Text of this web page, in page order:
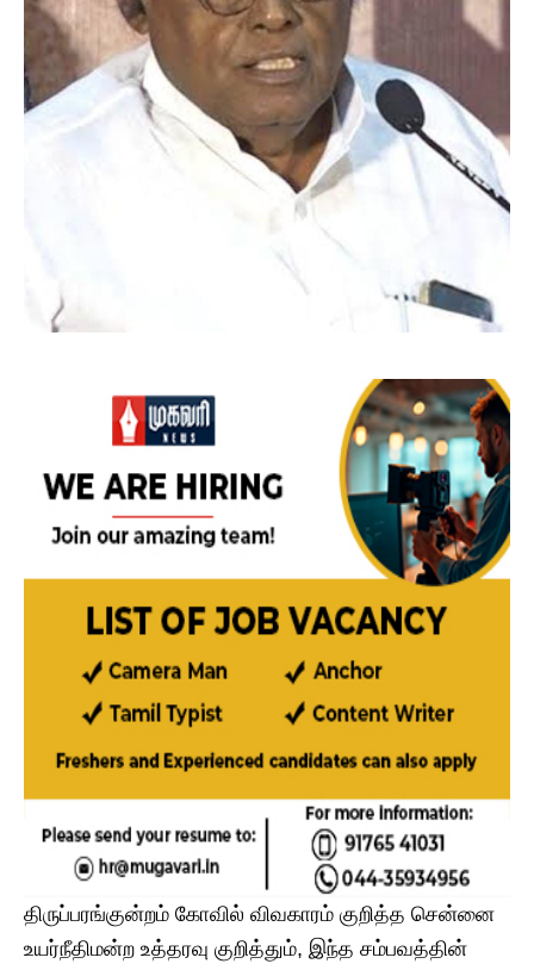
திருப்பரங்குன்றம் கோவில் விவகாரம் குறித்த சென்னை
உயர்நீதிமன்ற உத்தரவு குறித்தும், இந்த சம்பவத்தின்